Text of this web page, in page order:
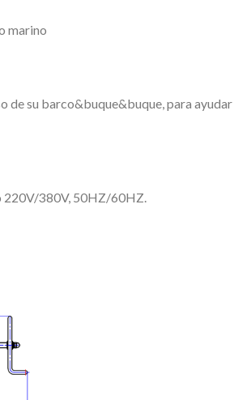
marino
de su barco&buque&buque, para
220V/380V, 50HZ/60HZ.